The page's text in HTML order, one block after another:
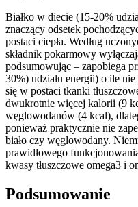
Białko w diecie (15-20%
znaczący odsetek
postaci ciepła. Według
składnik pokarmowy
podsumowując – zapobiega
30%) udziału energii) o ile
się w postaci tkanki
dwukrotnie więcej kalorii (9
węglowodanów (4 kcal),
ponieważ praktycznie nie
biało czy węglowodany.
prawidłowego
kwasy tłuszczowe omega3 i
Podsumowanie